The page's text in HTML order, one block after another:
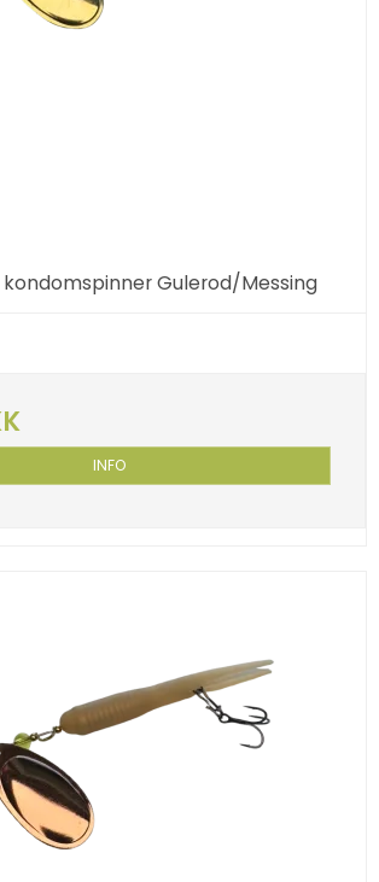
Gulerod/Messing
INFO